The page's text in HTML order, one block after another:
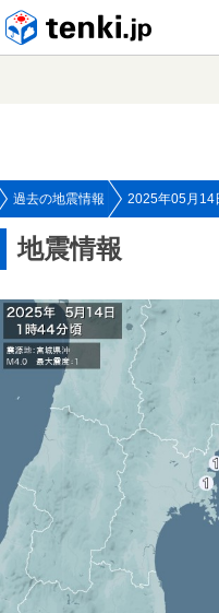
過去の地震情報 2025年05月14
地震情報